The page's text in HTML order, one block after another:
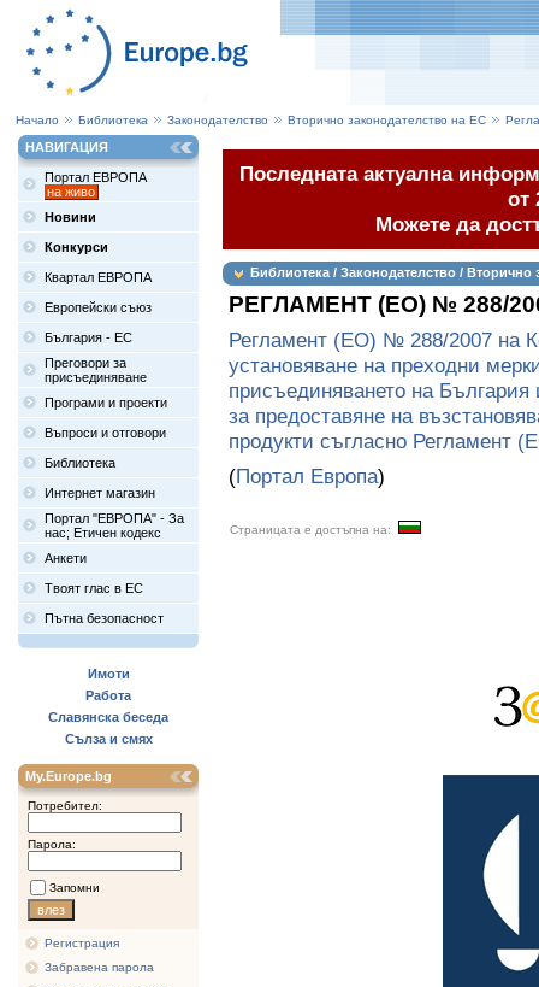
Начало Библиотека Законодателство Вторично законодателство на ЕС
НАВИГАЦИЯ
Портал ЕВРОПА
на живо
Новини
Конкурси
Квартал ЕВРОПА
Европейски съюз
България - ЕС
Преговори за
присъединяване
Програми и проекти
Въпроси и отговори
Библиотека
Интернет магазин
Портал "ЕВРОПА" - За
нас; Етичен кодекс
Анкети
Твоят глас в ЕС
Пътна безопасност
Имоти
Работа
Славянска беседа
Сълза и смях
My.Europe.bg
Потребител:
Парола:
Запомни
Регистрация
Забравена парола
Последната актуална
от
Можете да
Библиотека / Законодателство / Вторично
РЕГЛАМЕНТ (ЕО) № 288/
Регламент (ЕО) № 288/2007 на
установяване на преходни
присъединяването на
за предоставяне на
продукти съгласно Регламент
(Портал Европа)
Страницата е достъпна на: